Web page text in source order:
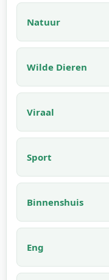
Natuur
Wilde Dieren
Viraal
Sport
Binnenshuis
Eng